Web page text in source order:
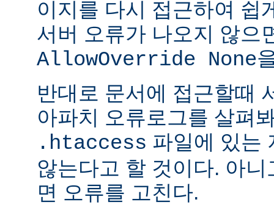
이지를 다시 접근하여 쉽
서버 오류가 나오지 않으
AllowOverride None
반대로 문서에 접근할때
아파치 오류로그를 살펴
.htaccess 파일에 있는
않는다고 할 것이다. 아
면 오류를 고친다.